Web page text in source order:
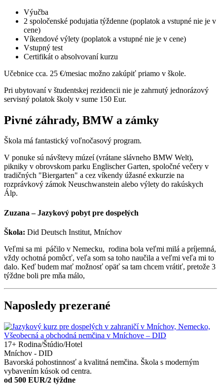
Výučba
2 spoločenské podujatia týždenne (poplatok a vstupné nie je v
cene)
Víkendové výlety (poplatok a vstupné nie je v cene)
Vstupný test
Certifikát o absolvovaní kurzu
Učebnice cca. 25 €/mesiac možno zakúpiť priamo v škole.
Pri ubytovaní v študentskej rezidencii nie je zahrnutý jednorázový
servisný polatok školy v sume 150 Eur.
Pivné záhrady, BMW a zámky
Škola má fantastický voľnočasový program.
V ponuke sú návštevy múzeí (vrátane slávneho BMW Welt),
pikniky v obrovskom parku Englischer Garten, spoločné večery v
tradičných "Biergarten" a cez víkendy úžasné exkurzie na
rozprávkový zámok Neuschwanstein alebo výlety do rakúskych
Álp.
Zuzana – Jazykový pobyt pre dospelých
Škola: Did Deutsch Institut, Mníchov
Veľmi sa mi páčilo v Nemecku, rodina bola veľmi milá a príjemná,
vždy ochotná pomôcť, veľa som sa toho naučila a veľmi veľa mi to
dalo. Keď budem mať možnosť opäť sa tam chcem vrátiť, pretože 3
týždne boli pre mňa málo,
Naposledy prezerané
17+ Rodina/Štúdio/Hotel
Mníchov - DID
Bavorská pohostinnosť a kvalitná nemčina. Škola s moderným
vybavením kúsok od centra.
od 500 EUR/2 týždne